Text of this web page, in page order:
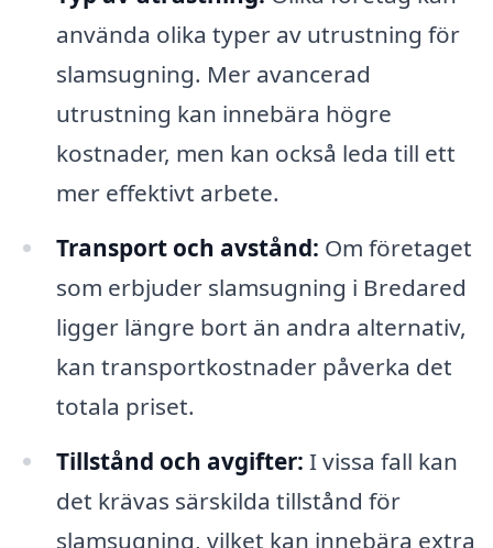
använda olika typer av utrustning för
slamsugning. Mer avancerad
utrustning kan innebära högre
kostnader, men kan också leda till ett
mer effektivt arbete.
Transport och avstånd: Om företaget
som erbjuder slamsugning i Bredared
ligger längre bort än andra alternativ,
kan transportkostnader påverka det
totala priset.
Tillstånd och avgifter: I vissa fall kan
det krävas särskilda tillstånd för
slamsugning, vilket kan innebära extra